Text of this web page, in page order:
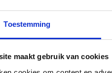
Toestemming
maakt gebruik van cookies